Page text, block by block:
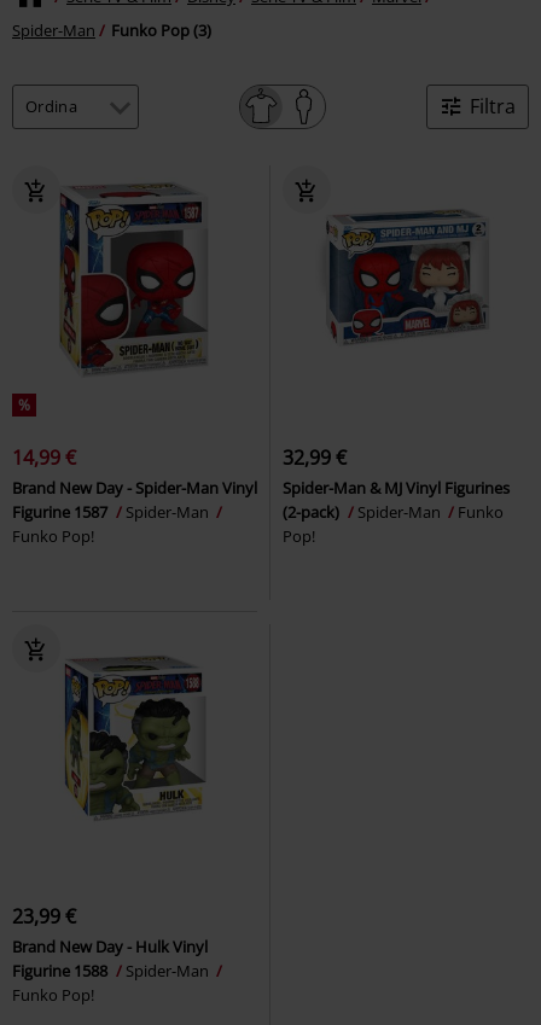
Spider-Man
Funko Pop (3)
Filtra
%
14,99 €
Brand New Day - Spider-Man Vinyl
Figurine 1587
Spider-Man
Funko Pop!
32,99 €
Spider-Man & MJ Vinyl Figurines
(2-pack)
Spider-Man
Funko
Pop!
23,99 €
Brand New Day - Hulk Vinyl
Figurine 1588
Spider-Man
Funko Pop!